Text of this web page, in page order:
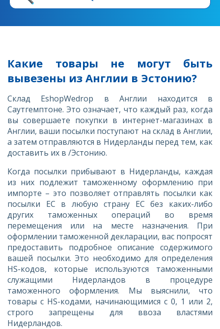
Какие товары не могут быть
вывезены из Англии в Эстонию?
Склад EshopWedrop в Англии находится в
Саутгемптоне. Это означает, что каждый раз, когда
вы совершаете покупки в интернет-магазинах в
Англии, ваши посылки поступают на склад в Англии,
а затем отправляются в Нидерланды перед тем, как
доставить их в /Эстонию.
Когда посылки прибывают в Нидерланды, каждая
из них подлежит таможенному оформлению при
импорте – это позволяет отправлять посылки как
посылки ЕС в любую страну ЕС без каких-либо
других таможенных операций во время
перемещения или на месте назначения. При
оформлении таможенной декларации, вас попросят
предоставить подробное описание содержимого
вашей посылки. Это необходимо для определения
HS-кодов, которые используются таможенными
служащими Нидерландов в процедуре
таможенного оформления. Мы выяснили, что
товары с HS-кодами, начинающимися с 0, 1 или 2,
строго запрещены для ввоза властями
Нидерландов.